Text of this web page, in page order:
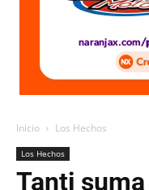
Inicio Los Hechos
Los Hechos
Tanti